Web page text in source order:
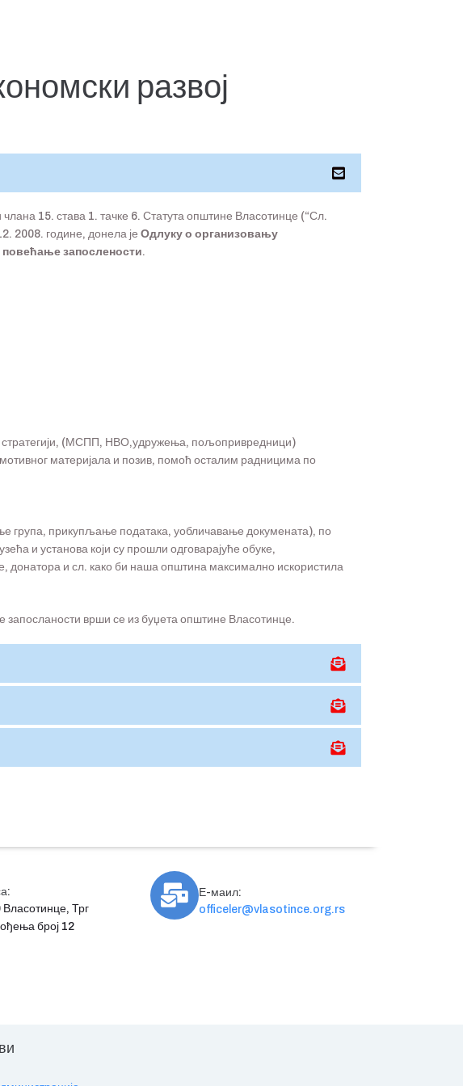
развој
15. става 1. тачке 6. Статута општине Власотинце (“Сл.
2008. године, донела је Одлуку о организовању
повећање запослености.
у стратегији, (МСПП, НВО,удружења, пољопривредници)
материјала и позив, помоћ осталим радницима по
група, прикупљање података, уобличавање докумената), по
и установа који су прошли одговарајуће обуке,
донатора и сл. како би наша општина максимално искористила
врши се из буџета општине Власотинце.
Власотинце, Трг
број 12
Е-маил:
officeler@vlasotince.org.rs